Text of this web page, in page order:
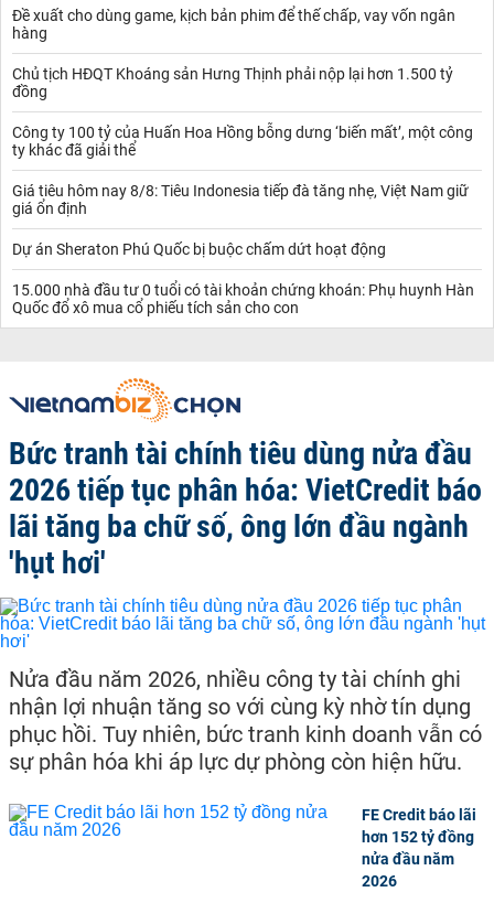
Đề xuất cho dùng game, kịch bản phim để thế chấp, vay vốn ngân
hàng
Chủ tịch HĐQT Khoáng sản Hưng Thịnh phải nộp lại hơn 1.500 tỷ
đồng
Công ty 100 tỷ của Huấn Hoa Hồng bỗng dưng ‘biến mất’, một công
ty khác đã giải thể
Giá tiêu hôm nay 8/8: Tiêu Indonesia tiếp đà tăng nhẹ, Việt Nam giữ
giá ổn định
Dự án Sheraton Phú Quốc bị buộc chấm dứt hoạt động
15.000 nhà đầu tư 0 tuổi có tài khoản chứng khoán: Phụ huynh Hàn
Quốc đổ xô mua cổ phiếu tích sản cho con
Bức tranh tài chính tiêu dùng nửa đầu
2026 tiếp tục phân hóa: VietCredit báo
lãi tăng ba chữ số, ông lớn đầu ngành
'hụt hơi'
Nửa đầu năm 2026, nhiều công ty tài chính ghi
nhận lợi nhuận tăng so với cùng kỳ nhờ tín dụng
phục hồi. Tuy nhiên, bức tranh kinh doanh vẫn có
sự phân hóa khi áp lực dự phòng còn hiện hữu.
FE Credit báo lãi
hơn 152 tỷ đồng
nửa đầu năm
2026